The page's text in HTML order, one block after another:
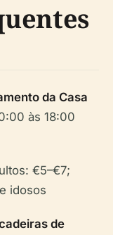
da Casa
às 18:00
€5–€7;
idosos
de